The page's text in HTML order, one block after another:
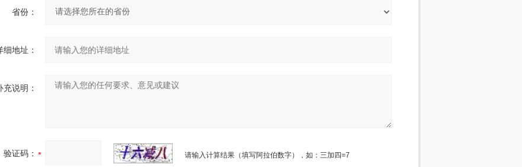
省份：
细地址：
充说明：
验证码： 请输入计算结果（填写阿拉伯数字），如：三加四=7